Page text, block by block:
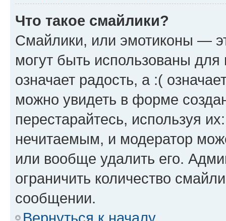
Что такое смайлики?
Смайлики, или эмотиконы —
могут быть использованы
означает радость, а :(
можно увидеть в форме
перестарайтесь, используя
нечитаемым, и модератор
или вообще удалить его.
ограничить количество
сообщении.